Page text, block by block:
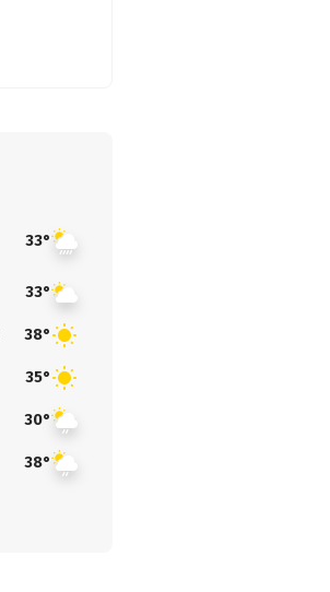
33°
33°
38°
35°
30°
38°